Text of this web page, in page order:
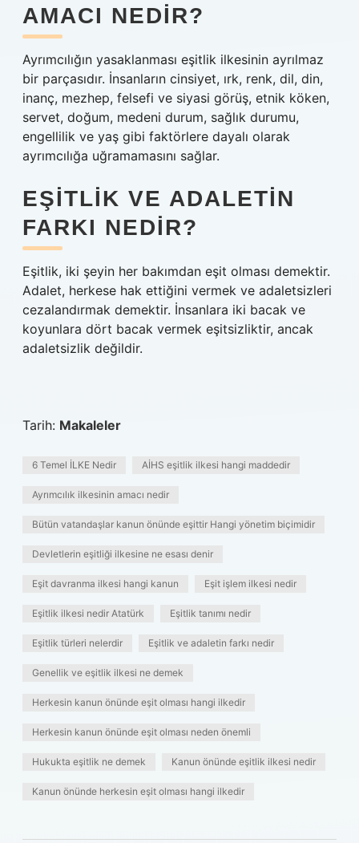
AMACI NEDIR?
Ayrımcılığın yasaklanması eşitlik ilkesinin ayrılmaz
bir parçasıdır. İnsanların cinsiyet, ırk, renk, dil, din,
inanç, mezhep, felsefi ve siyasi görüş, etnik köken,
servet, doğum, medeni durum, sağlık durumu,
engellilik ve yaş gibi faktörlere dayalı olarak
ayrımcılığa uğramamasını sağlar.
EŞITLIK VE ADALETIN
FARKI NEDIR?
Eşitlik, iki şeyin her bakımdan eşit olması demektir.
Adalet, herkese hak ettiğini vermek ve adaletsizleri
cezalandırmak demektir. İnsanlara iki bacak ve
koyunlara dört bacak vermek eşitsizliktir, ancak
adaletsizlik değildir.
Tarih: Makaleler
6 Temel İLKE Nedir AİHS eşitlik ilkesi hangi maddedir
Ayrımcılık ilkesinin amacı nedir
Bütün vatandaşlar kanun önünde eşittir Hangi yönetim biçimidir
Devletlerin eşitliği ilkesine ne esası denir
Eşit davranma ilkesi hangi kanun Eşit işlem ilkesi nedir
Eşitlik ilkesi nedir Atatürk Eşitlik tanımı nedir
Eşitlik türleri nelerdir Eşitlik ve adaletin farkı nedir
Genellik ve eşitlik ilkesi ne demek
Herkesin kanun önünde eşit olması hangi ilkedir
Herkesin kanun önünde eşit olması neden önemli
Hukukta eşitlik ne demek Kanun önünde eşitlik ilkesi nedir
Kanun önünde herkesin eşit olması hangi ilkedir